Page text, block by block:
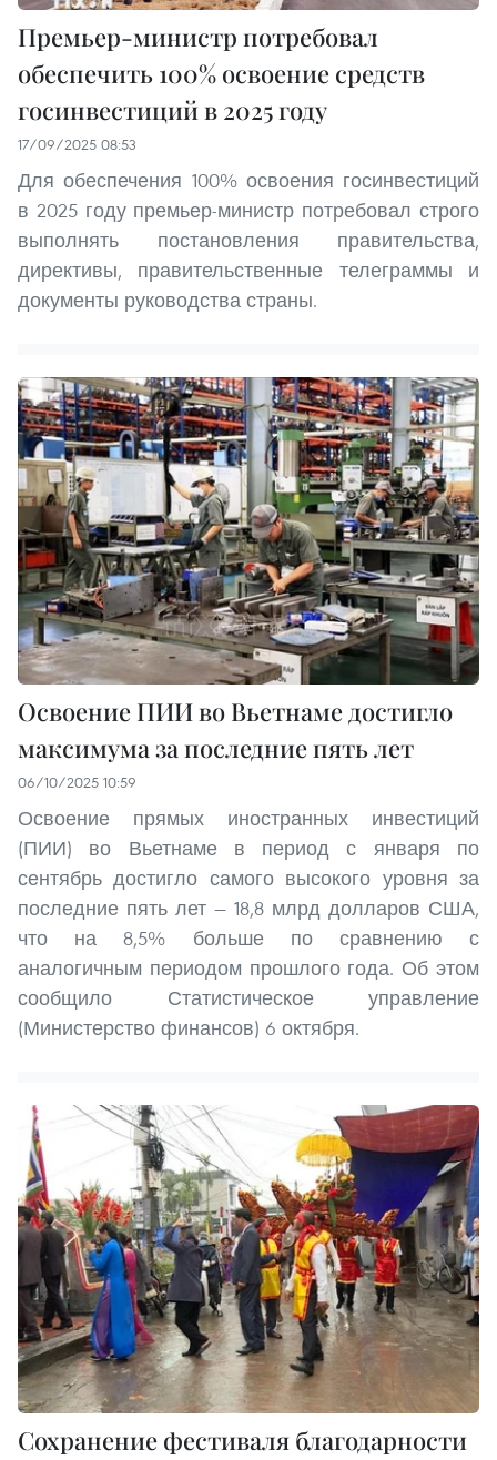
Премьер-министр потребовал
обеспечить 100% освоение средств
госинвестиций в 2025 году
17/09/2025 08:53
Для обеспечения 100% освоения госинвестиций
в 2025 году премьер-министр потребовал строго
выполнять постановления правительства,
директивы, правительственные телеграммы и
документы руководства страны.
Освоение ПИИ во Вьетнаме достигло
максимума за последние пять лет
06/10/2025 10:59
Освоение прямых иностранных инвестиций
(ПИИ) во Вьетнаме в период с января по
сентябрь достигло самого высокого уровня за
последние пять лет — 18,8 млрд долларов США,
что на 8,5% больше по сравнению с
аналогичным периодом прошлого года. Об этом
сообщило Статистическое управление
(Министерство финансов) 6 октября.
Сохранение фестиваля благодарности